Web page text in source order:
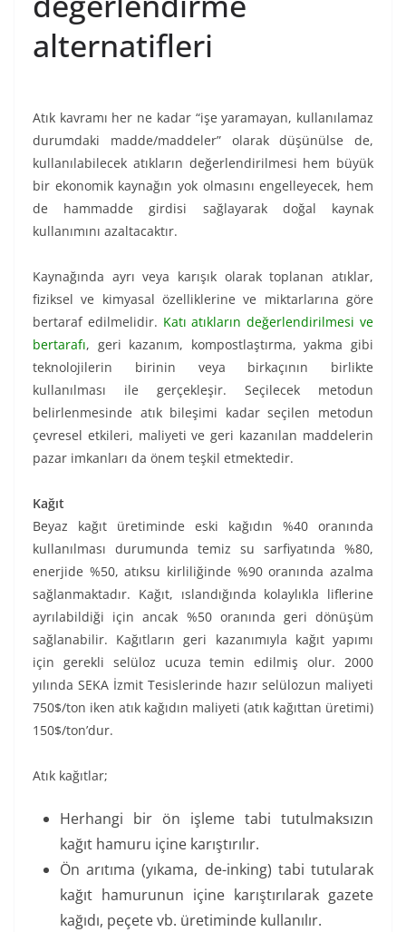
alternatifleri
Atık kavramı her ne kadar “işe yaramayan, kullanılamaz
durumdaki madde/maddeler” olarak düşünülse de,
kullanılabilecek atıkların değerlendirilmesi hem büyük
bir ekonomik kaynağın yok olmasını engelleyecek, hem
de hammadde girdisi sağlayarak doğal kaynak
kullanımını azaltacaktır.
Kaynağında ayrı veya karışık olarak toplanan atıklar,
fiziksel ve kimyasal özelliklerine ve miktarlarına göre
bertaraf edilmelidir. Katı atıkların değerlendirilmesi ve
bertarafı, geri kazanım, kompostlaştırma, yakma gibi
teknolojilerin birinin veya birkaçının birlikte
kullanılması ile gerçekleşir. Seçilecek metodun
belirlenmesinde atık bileşimi kadar seçilen metodun
çevresel etkileri, maliyeti ve geri kazanılan maddelerin
pazar imkanları da önem teşkil etmektedir.
Kağıt
Beyaz kağıt üretiminde eski kağıdın %40 oranında
kullanılması durumunda temiz su sarfiyatında %80,
enerjide %50, atıksu kirliliğinde %90 oranında azalma
sağlanmaktadır. Kağıt, ıslandığında kolaylıkla liflerine
ayrılabildiği için ancak %50 oranında geri dönüşüm
sağlanabilir. Kağıtların geri kazanımıyla kağıt yapımı
için gerekli selüloz ucuza temin edilmiş olur. 2000
yılında SEKA İzmit Tesislerinde hazır selülozun maliyeti
750$/ton iken atık kağıdın maliyeti (atık kağıttan üretimi)
150$/ton’dur.
Atık kağıtlar;
Herhangi bir ön işleme tabi tutulmaksızın
kağıt hamuru içine karıştırılır.
Ön arıtıma (yıkama, de-inking) tabi tutularak
kağıt hamurunun içine karıştırılarak gazete
kağıdı, peçete vb. üretiminde kullanılır.